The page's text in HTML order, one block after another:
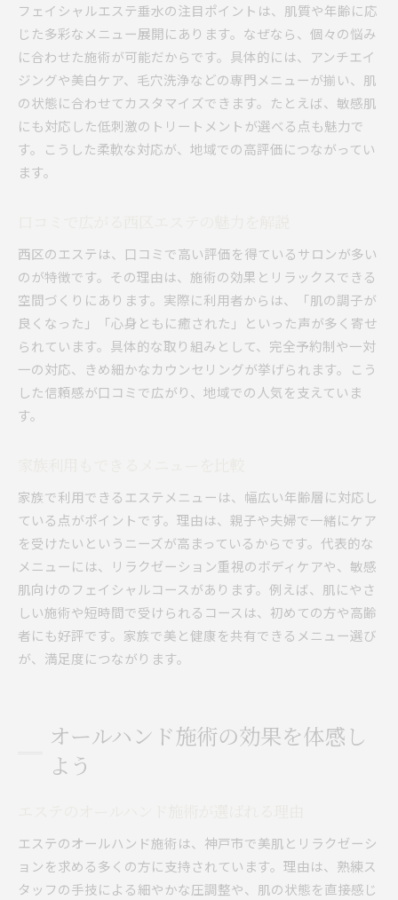
フェイシャルエステ垂水の注目ポイントは、肌質や年齢に応
じた多彩なメニュー展開にあります。なぜなら、個々の悩み
に合わせた施術が可能だからです。具体的には、アンチエイ
ジングや美白ケア、毛穴洗浄などの専門メニューが揃い、肌
の状態に合わせてカスタマイズできます。たとえば、敏感肌
にも対応した低刺激のトリートメントが選べる点も魅力で
す。こうした柔軟な対応が、地域での高評価につながってい
ます。
西区のエステは、口コミで高い評価を得ているサロンが多い
のが特徴です。その理由は、施術の効果とリラックスできる
空間づくりにあります。実際に利用者からは、「肌の調子が
良くなった」「心身ともに癒された」といった声が多く寄せ
られています。具体的な取り組みとして、完全予約制や一対
一の対応、きめ細かなカウンセリングが挙げられます。こう
した信頼感が口コミで広がり、地域での人気を支えていま
す。
家族で利用できるエステメニューは、幅広い年齢層に対応し
ている点がポイントです。理由は、親子や夫婦で一緒にケア
を受けたいというニーズが高まっているからです。代表的な
メニューには、リラクゼーション重視のボディケアや、敏感
肌向けのフェイシャルコースがあります。例えば、肌にやさ
しい施術や短時間で受けられるコースは、初めての方や高齢
者にも好評です。家族で美と健康を共有できるメニュー選び
が、満足度につながります。
オールハンド施術の効果を体感し
よう
エステのオールハンド施術は、神戸市で美肌とリラクゼーシ
ョンを求める多くの方に支持されています。理由は、熟練ス
タッフの手技による細やかな圧調整や、肌の状態を直接感じ